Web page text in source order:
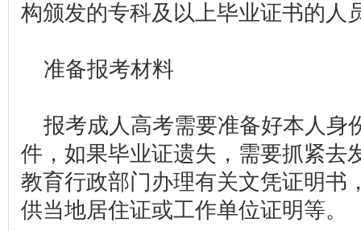
构颁发的专科及以上毕业证书的人
准备报考材料
报考成人高考需要准备好本人身
件，如果毕业证遗失，需要抓紧去
教育行政部门办理有关文凭证明书
供当地居住证或工作单位证明等。